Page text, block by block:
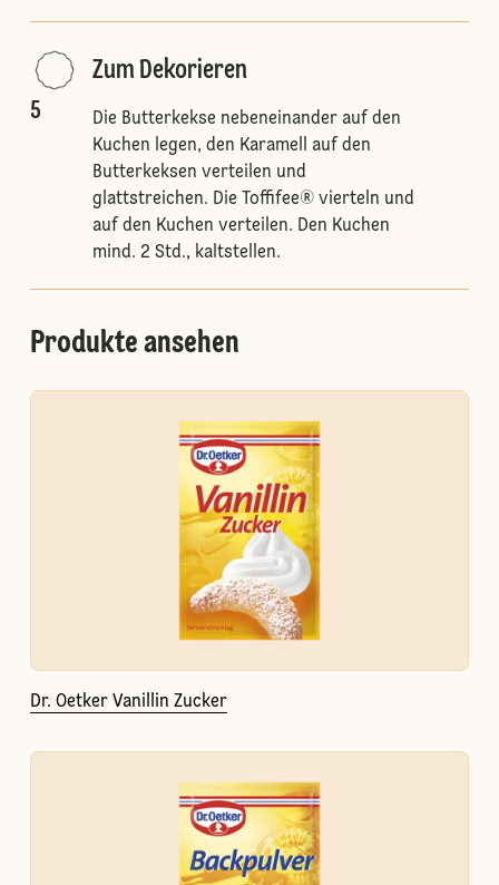
5
Zum Dekorieren
Die Butterkekse nebeneinander auf den
Kuchen legen, den Karamell auf den
Butterkeksen verteilen und
glattstreichen. Die Toffifee® vierteln und
auf den Kuchen verteilen. Den Kuchen
mind. 2 Std., kaltstellen.
Produkte ansehen
Dr. Oetker Vanillin Zucker